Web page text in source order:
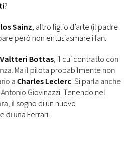
?
Sainz, altro figlio d’arte (il padre
però non entusiasmare i fan.
Valtteri Bottas, il cui contratto con
Ma il pilota probabilmente non
a Charles Leclerc. Si parla anche
Giovinazzi. Tenendo nel
il sogno di un nuovo
di una Ferrari.